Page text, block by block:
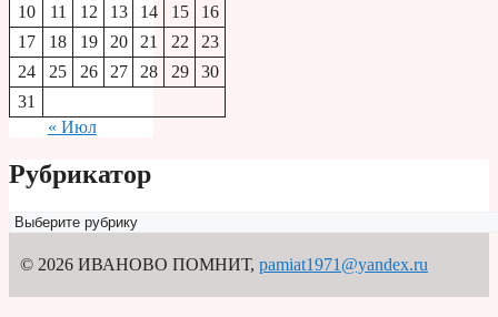
10
11 12 13 14 15
16
17
18 19 20 21 22
23
24
25 26 27 28 29
30
31
« Июл
Рубрикатор
Рубрикатор
© 2026 ИВАНОВО ПОМНИТ, pamiat1971@yandex.ru